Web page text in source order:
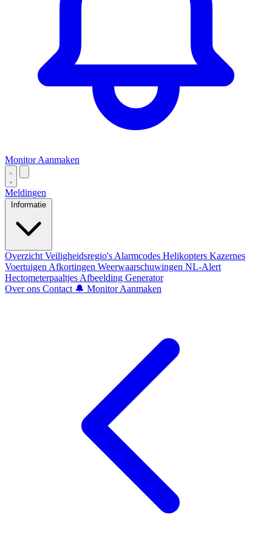
Monitor Aanmaken
Meldingen
Informatie
Overzicht Veiligheidsregio's Alarmcodes Helikopters Kazernes
Voertuigen Afkortingen Weerwaarschuwingen NL-Alert
Hectometerpaaltjes Afbeelding Generator
Over ons Contact 🔔 Monitor Aanmaken